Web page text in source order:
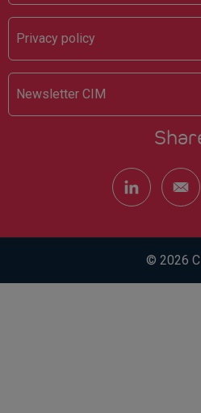
Privacy policy
Newsletter CIM
© 2026